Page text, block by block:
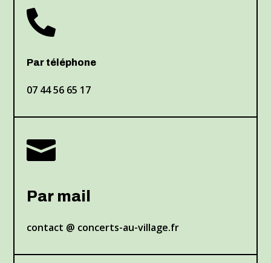

Par téléphone
07 44 56 65 17

Par mail
contact @ concerts-au-village.fr